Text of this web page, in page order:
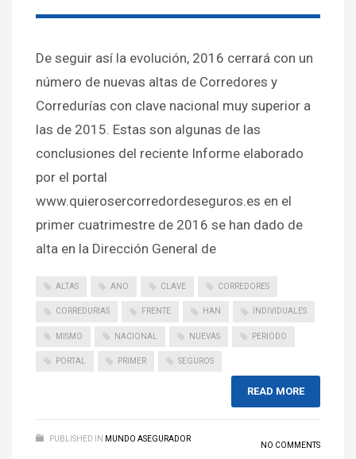
De seguir así la evolución, 2016 cerrará con un
número de nuevas altas de Corredores y
Corredurías con clave nacional muy superior a
las de 2015. Estas son algunas de las
conclusiones del reciente Informe elaborado
por el portal
www.quierosercorredordeseguros.es en el
primer cuatrimestre de 2016 se han dado de
alta en la Dirección General de
ALTAS ANO CLAVE CORREDORES
CORREDURIAS FRENTE HAN INDIVIDUALES
MISMO NACIONAL NUEVAS PERIODO
PORTAL PRIMER SEGUROS
READ MORE
PUBLISHED IN MUNDO ASEGURADOR
NO COMMENTS